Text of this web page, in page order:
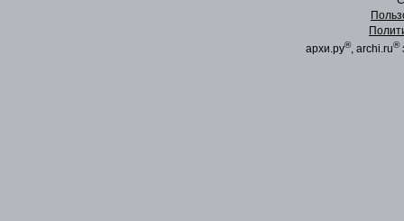
архи.ру®, archi.ru®